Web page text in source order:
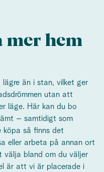
mer hem
lägre än i stan, vilket ger
utan att
läge. Här kan du bo
– samtidigt som
köpa så finns det
eller arbeta på annan ort
välja bland om du väljer
är att vi är placerade i